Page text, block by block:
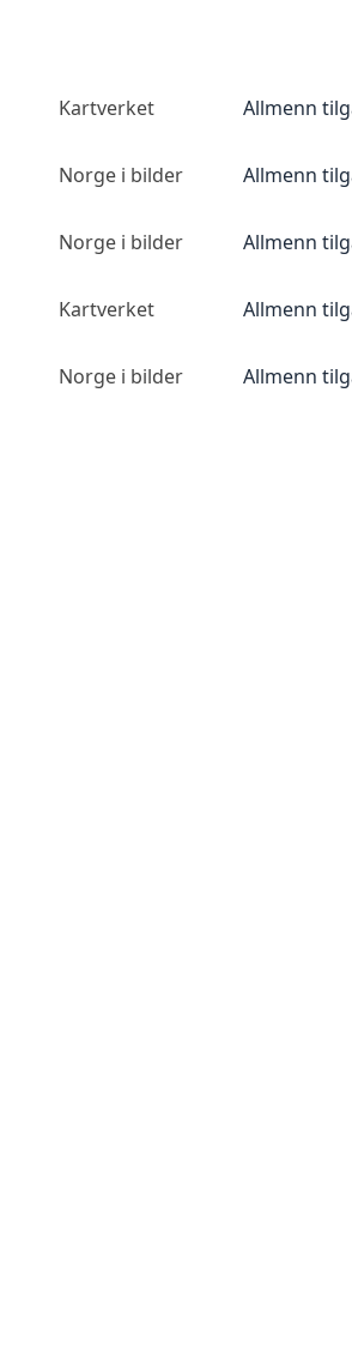
Kartverket Allmenn
Norge i bilder Allmenn
Norge i bilder Allmenn
Kartverket Allmenn
Norge i bilder Allmenn